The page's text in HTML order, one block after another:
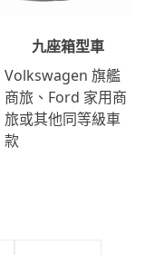
九座箱型車
Volkswagen 旗艦
商旅、Ford 家用商
旅或其他同等級車
款